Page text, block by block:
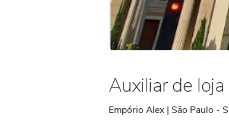
Auxiliar de
Empório Alex | São Paulo -